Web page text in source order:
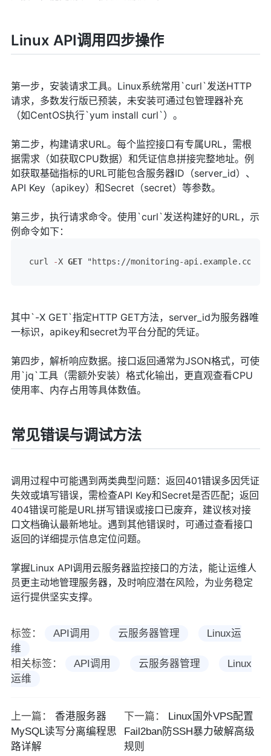
Linux API调用四步操作
第一步，安装请求工具。Linux系统常用`curl`发送HTTP
请求，多数发行版已预装，未安装可通过包管理器补充
（如CentOS执行`yum install curl`）。
第二步，构建请求URL。每个监控接口有专属URL，需根
据需求（如获取CPU数据）和凭证信息拼接完整地址。例
如获取基础指标的URL可能包含服务器ID（server_id）、
API Key（apikey）和Secret（secret）等参数。
第三步，执行请求命令。使用`curl`发送构建好的URL，示
例命令如下：
curl -X GET "https://monitoring-api.example.com/v1/
其中`-X GET`指定HTTP GET方法，server_id为服务器唯
一标识，apikey和secret为平台分配的凭证。
第四步，解析响应数据。接口返回通常为JSON格式，可使
用`jq`工具（需额外安装）格式化输出，更直观查看CPU
使用率、内存占用等具体数值。
常见错误与调试方法
调用过程中可能遇到两类典型问题：返回401错误多因凭证
失效或填写错误，需检查API Key和Secret是否匹配；返回
404错误可能是URL拼写错误或接口已废弃，建议核对接
口文档确认最新地址。遇到其他错误时，可通过查看接口
返回的详细提示信息定位问题。
掌握Linux API调用云服务器监控接口的方法，能让运维人
员更主动地管理服务器，及时响应潜在风险，为业务稳定
运行提供坚实支撑。
标签： API调用 云服务器管理
Linux运
维
相关标签：
API调用 云服务器管理
Linux
运维
上一篇：
香港服务器
MySQL读写分离编程思
路详解
下一篇：
Linux国外VPS配置
Fail2ban防SSH暴力破解高级
规则